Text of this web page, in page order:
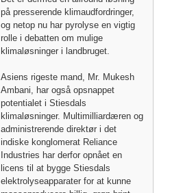
på presserende klimaudfordringer,
og netop nu har pyrolyse en vigtig
rolle i debatten om mulige
klimaløsninger i landbruget.
Asiens rigeste mand, Mr. Mukesh
Ambani, har også opsnappet
potentialet i Stiesdals
klimaløsninger. Multimilliardæren og
administrerende direktør i det
indiske konglomerat Reliance
Industries har derfor opnået en
licens til at bygge Stiesdals
elektrolyseapparater for at kunne